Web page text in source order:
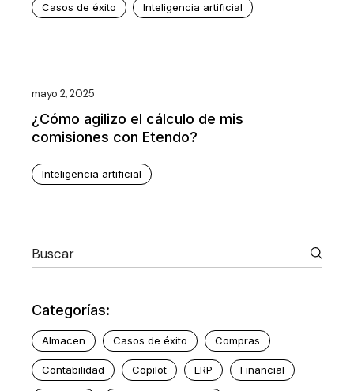
Casos de éxito Inteligencia artificial
mayo 2, 2025
¿Cómo agilizo el cálculo de mis
comisiones con Etendo?
Inteligencia artificial
Categorías:
Almacen Casos de éxito Compras
Contabilidad Copilot ERP Financial